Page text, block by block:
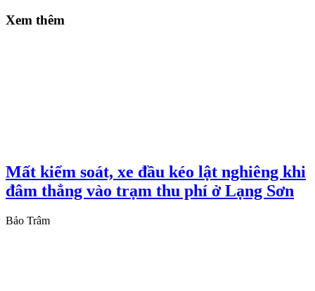
Xem thêm
Mất kiểm soát, xe đầu kéo lật nghiêng khi
đâm thẳng vào trạm thu phí ở Lạng Sơn
Bảo Trâm